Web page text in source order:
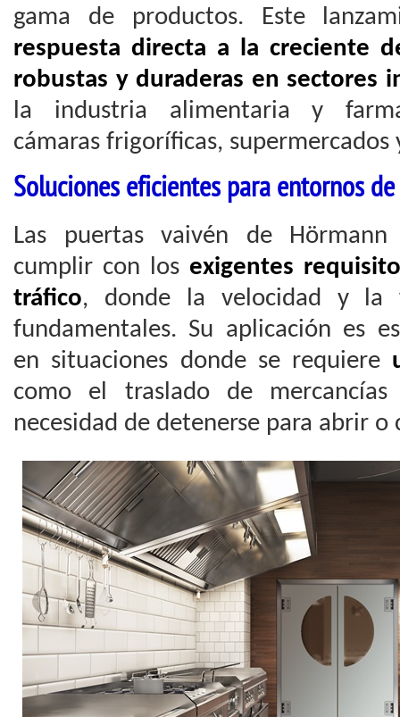
gama de productos. Este
respuesta directa a la creciente
robustas y duraderas en sectores
la industria alimentaria y
cámaras frigoríficas, supermercados
Soluciones eficientes para entornos
Las puertas vaivén de Hörmann
cumplir con los exigentes
tráfico, donde la velocidad y la
fundamentales. Su aplicación es
en situaciones donde se requiere
como el traslado de mercancías
necesidad de detenerse para abrir